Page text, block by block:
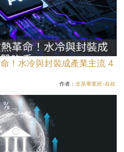
！水冷與封裝成產業主流 4
作者： 韭菜畢業班-叔叔